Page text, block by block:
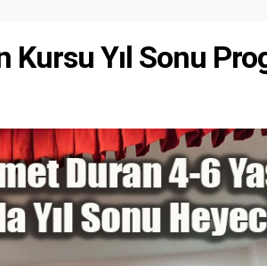
Kursu Yıl Sonu